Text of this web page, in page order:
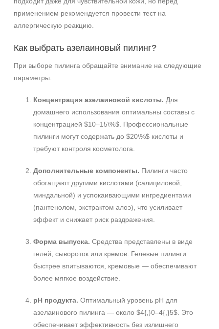
применением рекомендуется провести тест на
аллергическую реакцию.
Как выбрать азелаиновый пилинг?
При выборе пилинга обращайте внимание на следующие
параметры:
Концентрация азелаиновой кислоты. Для
домашнего использования оптимальны составы с
концентрацией $10–15\%$. Профессиональные
пилинги могут содержать до $20\%$ кислоты и
требуют контроля косметолога.
Дополнительные компоненты. Пилинги часто
обогащают другими кислотами (салициловой,
миндальной) и успокаивающими ингредиентами
(пантенолом, экстрактом алоэ), что усиливает
эффект и снижает риск раздражения.
Форма выпуска. Средства представлены в виде
гелей, сывороток или кремов. Гелевые пилинги
быстрее впитываются, кремовые — обеспечивают
более мягкое воздействие.
pH продукта. Оптимальный уровень pH для
азелаинового пилинга — около $4{,}0–4{,}5$. Это
обеспечивает эффективность без излишнего
Не показывать предложение о консультации
+7 (929) 933-09-89